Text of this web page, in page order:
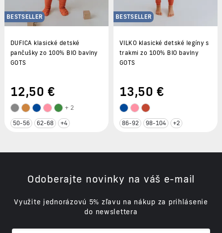
BESTSELLER
DUFICA klasické detské
pančušky zo 100% BIO bavlny
GOTS
12,50 €
+ 2
50-56 62-68 +4
BESTSELLER
VILKO klasické detské legíny s
trakmi zo 100% BIO bavlny
GOTS
13,50 €
86-92 98-104 +2
Odoberajte novinky na váš e-mail
Využite jednorázovú 5% zľavu na nákup za prihlásenie
do newslettera